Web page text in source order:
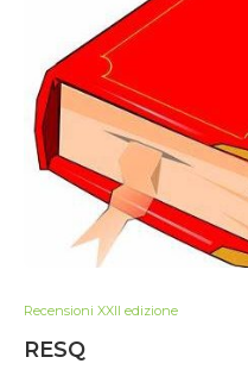
Recensioni XXII edizione
RESQ